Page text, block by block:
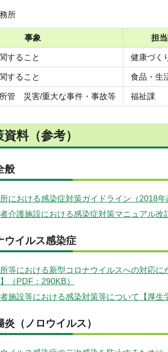
務所
事象 担
すること 健康づく
すること 食品・生
管 災害/重大な事件・事故等 福祉課
料（参考）
般
における感染症対策ガイドライン（2018
介護施設における感染症対策マニュアル
ウイルス感染症
等における新型コロナウイルスへの対応
（PDF：290KB）
施設等における感染対策等について【厚生
（ノロウイルス）